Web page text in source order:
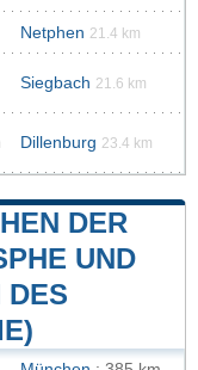
Netphen 21.4 km
Siegbach 21.6 km
Dillenburg 23.4 km
DER
UND
DES